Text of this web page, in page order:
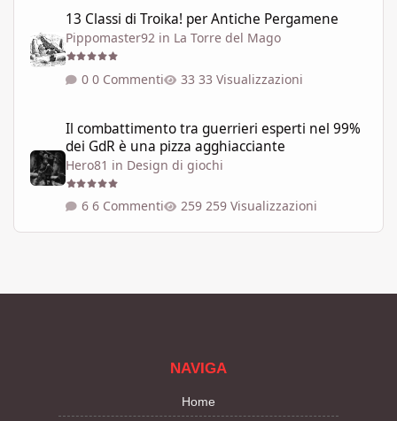
13 Classi di Troika! per Antiche Pergamene
Pippomaster92 in La Torre del Mago
0 Commenti 33 Visualizzazioni
Il combattimento tra guerrieri esperti nel 99%
dei GdR è una pizza agghiacciante
Hero81 in Design di giochi
6 Commenti 259 Visualizzazioni
NAVIGA
Home